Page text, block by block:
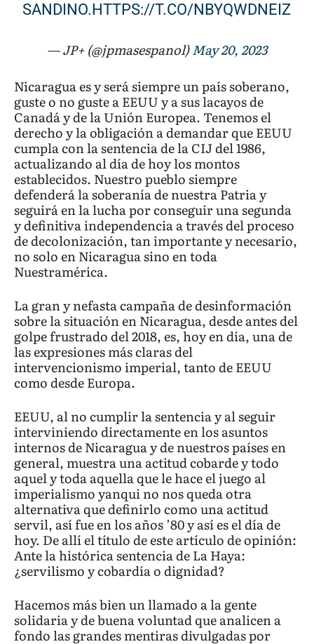
SANDINO. HTTPS://T.CO/NBYQWDNEIZ
— JP+ (@jpmasespanol)May 20, 2023
Nicaragua es y será siempre un país soberano,
guste o no guste a EEUU y a sus lacayos de
Canadá y de la Unión Europea. Tenemos el
derecho y la obligación a demandar que EEUU
cumpla con la sentencia de la CIJ del 1986,
actualizando al día de hoy los montos
establecidos. Nuestro pueblo siempre
defenderá la soberanía de nuestra Patria y
seguirá en la lucha por conseguir una segunda
y definitiva independencia a través del proceso
de decolonización, tan importante y necesario,
no solo en Nicaragua sino en toda
Nuestramérica.
La gran y nefasta campaña de desinformación
sobre la situación en Nicaragua, desde antes del
golpe frustrado del 2018, es, hoy en día, una de
las expresiones más claras del
intervencionismo imperial, tanto de EEUU
como desde Europa.
EEUU, al no cumplir la sentencia y al seguir
interviniendo directamente en los asuntos
internos de Nicaragua y de nuestros países en
general, muestra una actitud cobarde y todo
aquel y toda aquella que le hace el juego al
imperialismo yanqui no nos queda otra
alternativa que definirlo como una actitud
servil, así fue en los años ’80 y así es el día de
hoy. De allí el título de este artículo de opinión:
Ante la histórica sentencia de La Haya:
¿servilismo y cobardía o dignidad?
Hacemos más bien un llamado a la gente
solidaria y de buena voluntad que analicen a
fondo las grandes mentiras divulgadas por